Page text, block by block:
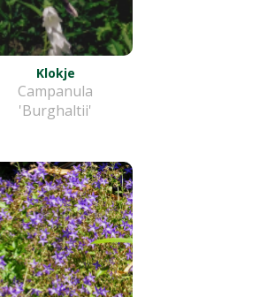
Klokje
Campanula
'Burghaltii'